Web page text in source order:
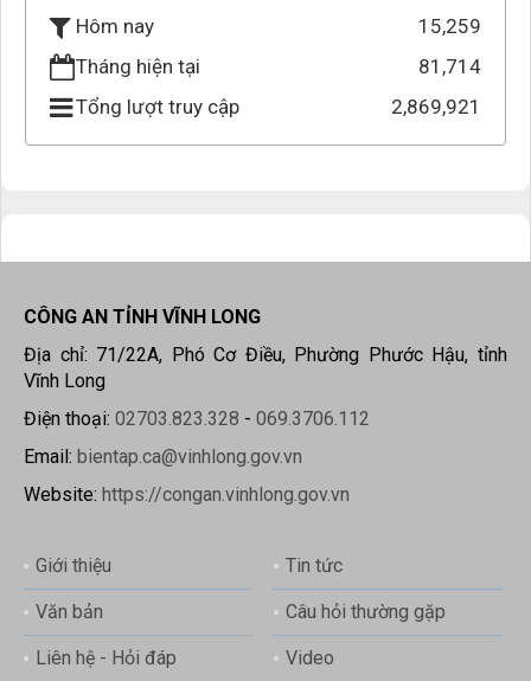
Hôm nay
15,259
Tháng hiện tại
81,714
Tổng lượt truy cập
2,869,921
CÔNG AN TỈNH VĨNH LONG
Địa chỉ: 71/22A, Phó Cơ Điều, Phường Phước Hậu, tỉnh
Vĩnh Long
Điện thoại: 02703.823.328 - 069.3706.112
Email: bientap.ca@vinhlong.gov.vn
Website: https://congan.vinhlong.gov.vn
Giới thiệu Tin tức
Văn bản Câu hỏi thường gặp
Liên hệ - Hỏi đáp Video